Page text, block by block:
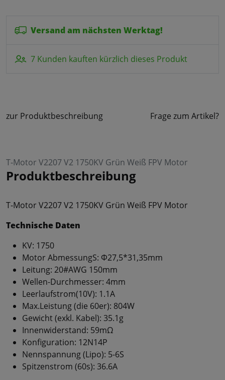
Versand am nächsten Werktag!
7 Kunden kauften kürzlich dieses Produkt
zur Produktbeschreibung Frage zum Artikel?
T-Motor V2207 V2 1750KV Grün Weiß FPV Motor
Produktbeschreibung
T-Motor V2207 V2 1750KV Grün Weiß FPV Motor
Technische Daten
KV: 1750
Motor AbmessungS: Φ27,5*31,35mm
Leitung: 20#AWG 150mm
Wellen-Durchmesser: 4mm
Leerlaufstrom(10V): 1.1A
Max.Leistung (die 60er): 804W
Gewicht (exkl. Kabel): 35.1g
Innenwiderstand: 59mΩ
Konfiguration: 12N14P
Nennspannung (Lipo): 5-6S
Spitzenstrom (60s): 36.6A